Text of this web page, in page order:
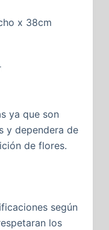
x 38cm
ya que son
y dependera de
de flores.
según
los